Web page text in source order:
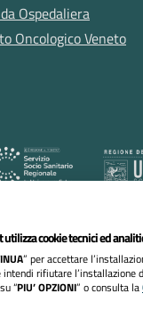
Ospedaliera
Oncologico Veneto
ULSS n. 9 Scaligera
cookie tecnici ed
” per accettare
intendi rifiutare l’installazione
“PIU’ OPZIONI” o consulta la